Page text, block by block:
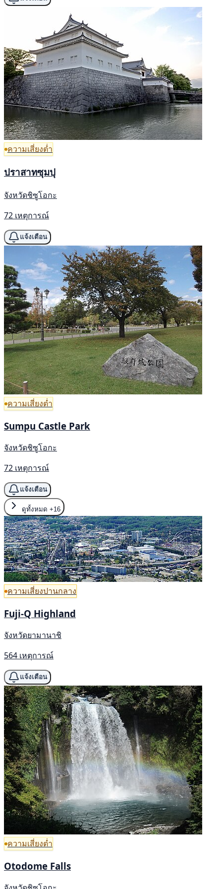
ความเสี่ยงต่ำ
ปราสาทซุมปุ
จังหวัดชิซูโอกะ
72 เหตุการณ์
แจ้งเตือน
ความเสี่ยงต่ำ
Sumpu Castle Park
จังหวัดชิซูโอกะ
72 เหตุการณ์
แจ้งเตือน
ดูทั้งหมด +16
ความเสี่ยงปานกลาง
Fuji-Q Highland
จังหวัดยามานาชิ
564 เหตุการณ์
แจ้งเตือน
ความเสี่ยงต่ำ
Otodome Falls